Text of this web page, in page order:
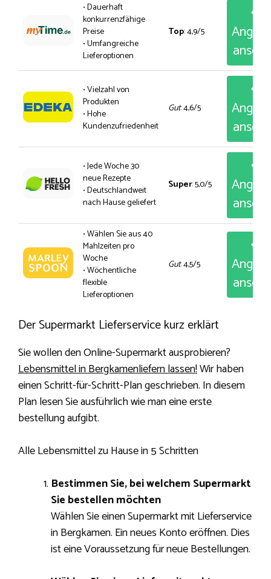
• Dauerhaft
konkurrenzfähige
Preise
• Umfangreiche
Lieferoptionen
Top: 4,9/5
• Vielzahl von
Produkten
• Hohe
Kundenzufriedenheit
Gut: 4,6/5
• Jede Woche 30
neue Rezepte
• Deutschlandweit
nach Hause geliefert
Super: 5,0/5
• Wählen Sie aus 40
Mahlzeiten pro
Woche
• Wöchentliche
flexible
Lieferoptionen
Gut: 4,5/5
Der Supermarkt Lieferservice kurz erklärt
Sie wollen den Online-Supermarkt ausprobieren?
Lebensmittel in Bergkamenliefern lassen!Wir haben
einen Schritt-für-Schritt-Plan geschrieben. In diesem
Plan lesen Sie ausführlich wie man eine erste
bestellung aufgibt.
Alle Lebensmittel zu Hause in 5 Schritten
Bestimmen Sie, bei welchem ​​Supermarkt
Sie bestellen möchten
Wählen Sie einen Supermarkt mit Lieferservice
in Bergkamen. Ein neues Konto eröffnen. Dies
ist eine Voraussetzung für neue Bestellungen.